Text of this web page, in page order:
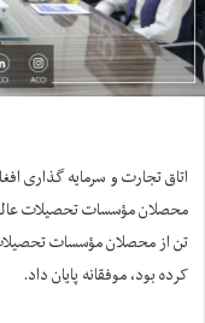
اتاق تجارت و سرمایه گذاری
تن از محصلان مؤسسات
کرده بود، موفقانه پایان داد.